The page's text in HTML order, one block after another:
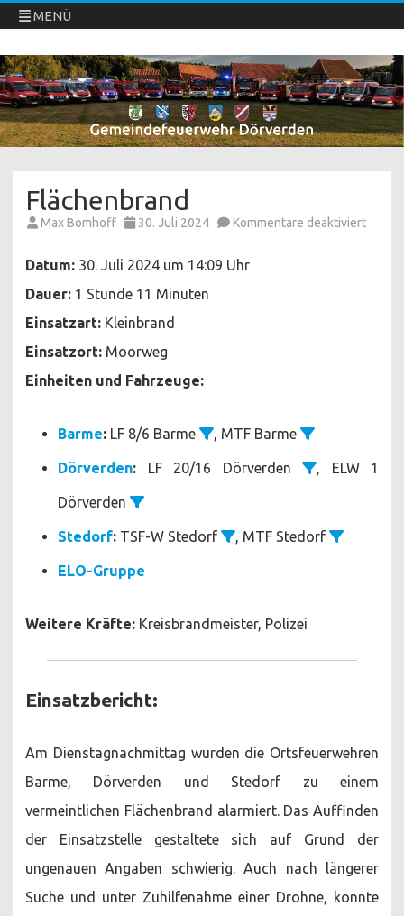
MENÜ
Freiwillige Feuerwehren Dörverden
Direkt
zum
Inhalt
springen
Flächenbrand
Max Bomhoff 30. Juli 2024 Kommentare deaktiviertfür
Datum: 30. Juli 2024 um 14:09 Uhr
Dauer: 1 Stunde 11 Minuten
Einsatzart: Kleinbrand
Einsatzort: Moorweg
Einheiten und Fahrzeuge:
Barme: LF 8/6 Barme , MTF Barme
Dörverden: LF 20/16 Dörverden , ELW 1
Dörverden
Stedorf: TSF-W Stedorf , MTF Stedorf
ELO-Gruppe
Weitere Kräfte: Kreisbrandmeister, Polizei
Einsatzbericht:
Am Dienstagnachmittag wurden die Ortsfeuerwehren
Barme, Dörverden und Stedorf zu einem
vermeintlichen Flächenbrand alarmiert. Das Auffinden
der Einsatzstelle gestaltete sich auf Grund der
ungenauen Angaben schwierig. Auch nach längerer
Suche und unter Zuhilfenahme einer Drohne, konnte